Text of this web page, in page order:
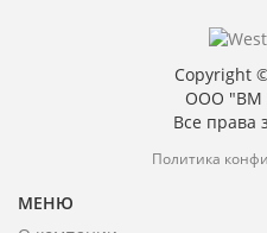
Copyright
ООО "ВМ
Все
Политика
МЕНЮ